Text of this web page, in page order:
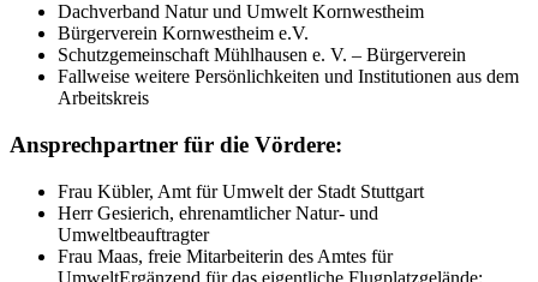
Dachverband Natur und Umwelt Kornwestheim
Bürgerverein Kornwestheim e.V.
Schutzgemeinschaft Mühlhausen e. V. – Bürgerverein
Fallweise weitere Persönlichkeiten und Institutionen aus dem
Arbeitskreis
Ansprechpartner für die Vördere:
Frau Kübler, Amt für Umwelt der Stadt Stuttgart
Herr Gesierich, ehrenamtlicher Natur- und
Umweltbeauftragter
Frau Maas, freie Mitarbeiterin des Amtes für
UmweltErgänzend für das eigentliche Flugplatzgelände: